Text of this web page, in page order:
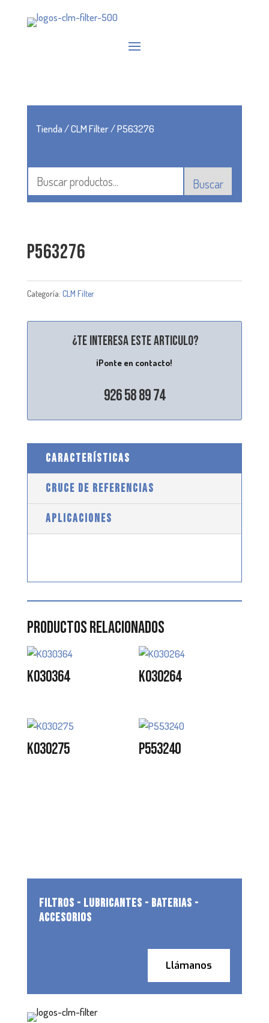
Tienda/CLM Filter/ P563276
Buscar
P563276
Categoría: CLM Filter
¿Te interesa este articulo?
¡Ponte en contacto!
926 58 89 74
CARACTERÍSTICAS
CRUCE DE REFERENCIAS
APLICACIONES
Productos relacionados
K030364 K030264
K030275 P553240
FILTROS - LUBRICANTES - BATERIAS -
ACCESORIOS
Llámanos